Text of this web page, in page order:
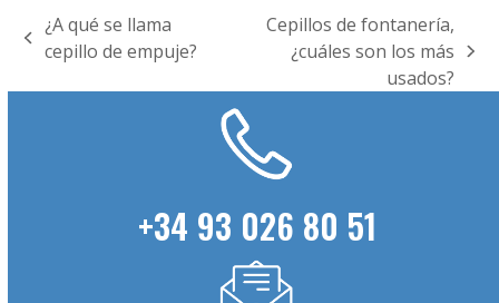
previous
¿A qué se llama
cepillo de empuje?
post:
Cepillos de fontanería,
¿cuáles son los más
usados?
+34 93 026 80 51